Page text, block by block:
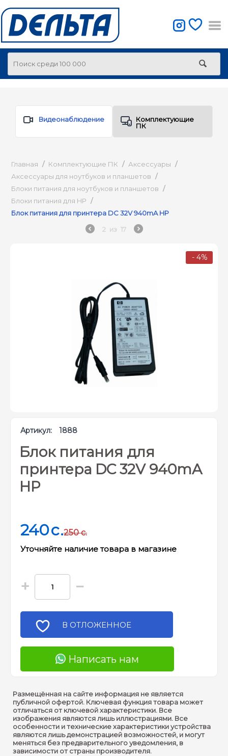
Видеонаблюдение
Комплектующие
ПК
Главная / Комплектующие ПК / Аксессуары /
Аксессуары для ноутбуков и планшетов /
Блоки питания для ноутбуков и планшетов /
Блоки питания для HP /
Блок питания для принтера DC 32V 940mA HP
2 из 17
- 4%
Артикул: 1888
Блок питания для
принтера DC 32V 940mA
HP
240c.
Уточняйте наличие товара в магазине
250 c.
+ −
В ОТЛОЖЕННОЕ
Написать нам
Размещённая на сайте информация не является
публичной офертой. Ключевая функция товара может
отличаться от ключевой характеристики. Все
изображения являются лишь иллюстрациями. Все
особенности и технические характеристики устройства
являются лишь демонстрацией возможностей, и могут
меняться без предварительного уведомления, в
зависимости от страны производителя.